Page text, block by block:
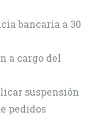
bancaria a 30
a cargo del
suspensión
pedidos